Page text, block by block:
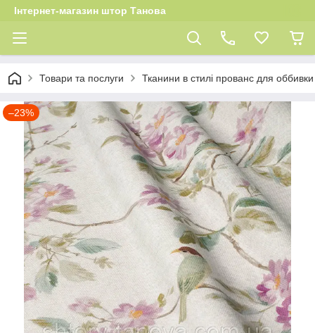
Інтернет-магазин штор Танова
Товари та послуги Тканини в стилі прованс для
–23%